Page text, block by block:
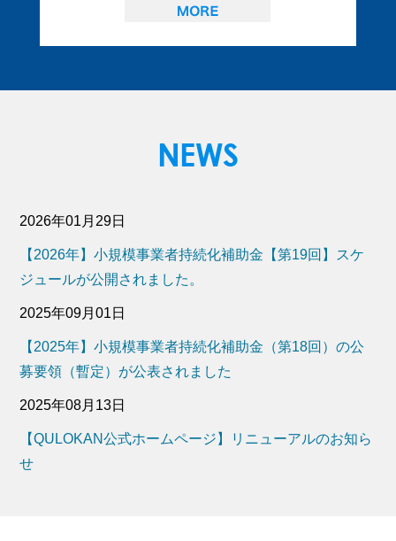
2026年01月29日
【2026年】小規模事業者持続化補助金【第19回】スケ
ジュールが公開されました。
2025年09月01日
【2025年】小規模事業者持続化補助金（第18回）の公
募要領（暫定）が公表されました
2025年08月13日
【QULOKAN公式ホームページ】リニューアルのお知ら
せ